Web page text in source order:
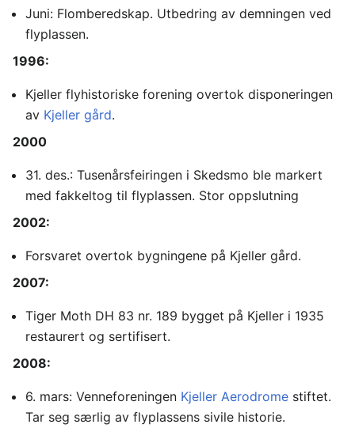
Juni: Flomberedskap. Utbedring av demningen ved
flyplassen.
1996:
Kjeller flyhistoriske forening overtok disponeringen
av Kjeller gård.
2000
31. des.: Tusenårsfeiringen i Skedsmo ble markert
med fakkeltog til flyplassen. Stor oppslutning
2002:
Forsvaret overtok bygningene på Kjeller gård.
2007:
Tiger Moth DH 83 nr. 189 bygget på Kjeller i 1935
restaurert og sertifisert.
2008:
6. mars: Venneforeningen Kjeller Aerodrome stiftet.
Tar seg særlig av flyplassens sivile historie.